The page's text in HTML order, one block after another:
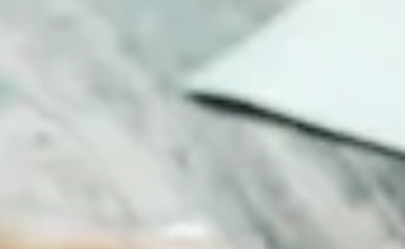
Jämförelse - Umbraco vs WordPress
Både Umbraco och WordPress är licensfria CMS
med öppen källkod och stöd från egna aktiva
communities. Beroende på behov kan man lyfta
fram argument som stödjer den ena eller andra
plattformen, men vi vill i detta inlägg berätta varför
vi tycker att Umbraco är bättre att ha i botten som
Struktur och hantering